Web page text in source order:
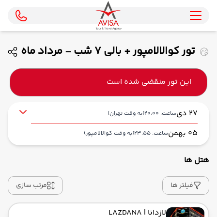
تور کوالالامپور + بالی 7 شب - مرداد ماه
1405 ( ایران ایر تور )
این تور منقضی شده است
27 دی ساعت: 20:00 (به وقت تهران)
05 بهمن ساعت: 23:55 (به وقت کوالالامپور)
حرکت از مبدا: 20:00
به فرودگاه بین‌المللی کوالالامپور KUL
هتل ها
فیلتر ها مرتب سازی
لازدانا | LAZDANA